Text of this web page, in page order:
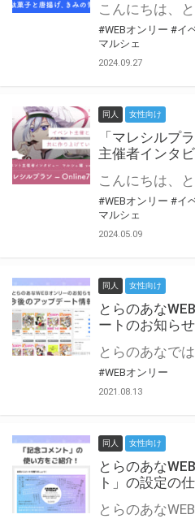
#WEBオンリー #イ
マルシェ
2024.09.27
同人 女性向け
「マレシルプ
主催者インタ
#WEBオンリー #イ
マルシェ
2024.05.09
同人 女性向け
とらのあな
ートのお知ら
#WEBオンリー
2021.08.13
同人 女性向け
とらのあな
ト」の設定の